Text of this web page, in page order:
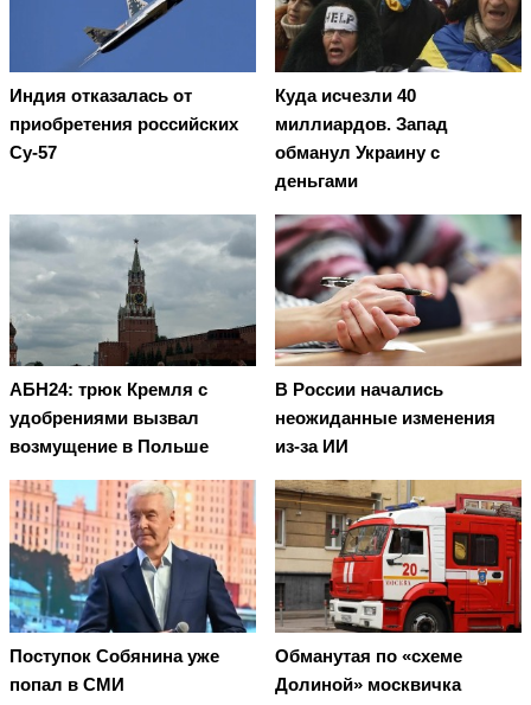
Индия отказалась от
приобретения российских
Су-57
Куда исчезли 40
миллиардов. Запад
обманул Украину с
деньгами
АБН24: трюк Кремля с
удобрениями вызвал
возмущение в Польше
В России начались
неожиданные изменения
из-за ИИ
Поступок Собянина уже
попал в СМИ
Обманутая по «схеме
Долиной» москвичка